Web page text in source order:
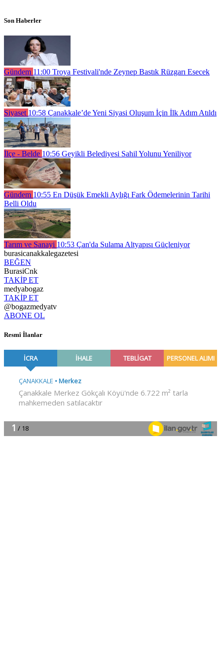
Son Haberler
Gündem 11:00 Troya Festivali'nde Zeynep Bastık Rüzgarı Esecek
Siyaset 10:58 Çanakkale’de Yeni Siyasi Oluşum İçin İlk Adım Atıldı
İlçe - Belde 10:56 Geyikli Belediyesi Sahil Yolunu Yeniliyor
Gündem 10:55 En Düşük Emekli Aylığı Fark Ödemelerinin Tarihi
Belli Oldu
Tarım ve Sanayi 10:53 Çan'da Sulama Altyapısı Güçleniyor
burasicanakkalegazetesi
BEĞEN
BurasiCnk
TAKİP ET
medyabogaz
TAKİP ET
@bogazmedyatv
ABONE OL
Resmî İlanlar